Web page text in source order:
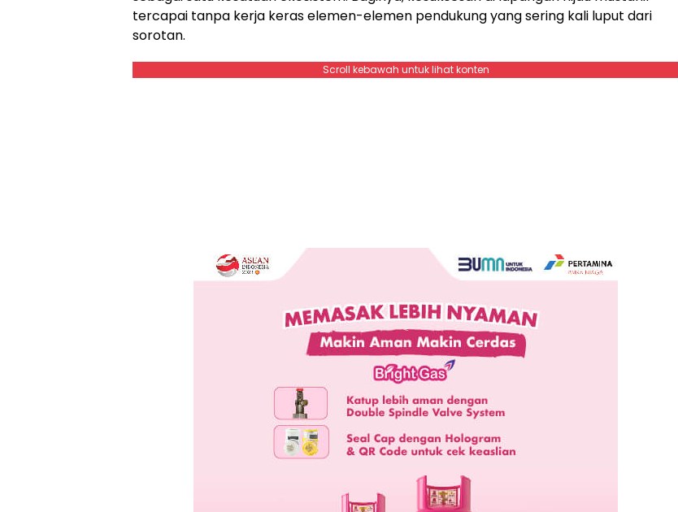
tercapai tanpa kerja keras elemen-elemen pendukung yang sering kali luput dari
sorotan.
Scroll kebawah untuk lihat konten